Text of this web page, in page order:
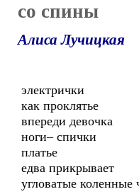
со спины
Алиса Лучицкая
электрички
как проклятье
впереди девочка
ноги– спички
платье
едва прикрывает
угловатые коленные